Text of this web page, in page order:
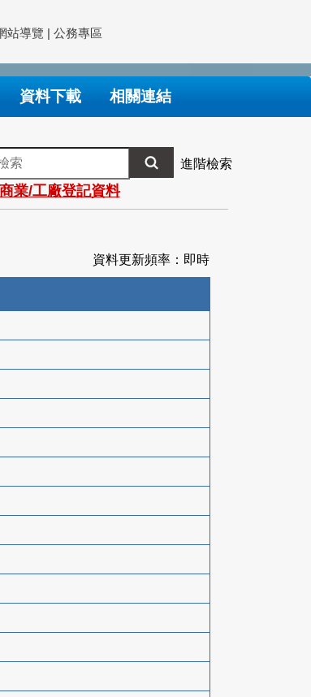
站導覽 | 公務專區
資料下載 相關連結
進階檢索
業/工廠登記資料
資料更新頻率：即時